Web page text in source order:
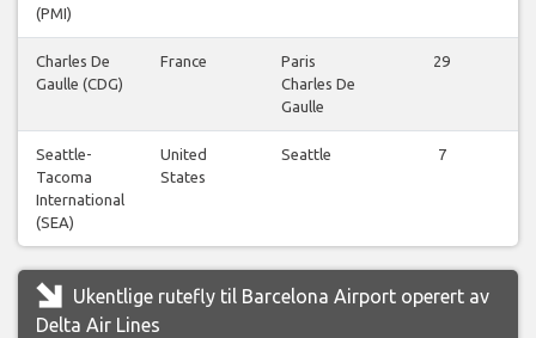
(PMI)
Charles De
Gaulle (CDG)
France
Paris
Charles De
Gaulle
29
Seattle-
Tacoma
International
(SEA)
United
States
Seattle
7
Ukentlige rutefly til Barcelona Airport operert av
Delta Air Lines